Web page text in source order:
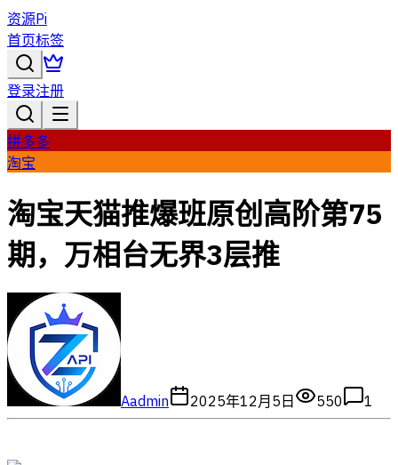
资源Pi
首页标签
登录注册
拼多多
淘宝
淘宝天猫推爆班原创高阶第75
期，万相台无界3层推
Aadmin 2025年12月5日 550 1